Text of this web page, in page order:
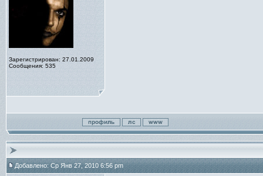
Зарегистрирован: 27.01.2009
Сообщения: 535
Добавлено: Ср Янв 27, 2010 6:56 pm